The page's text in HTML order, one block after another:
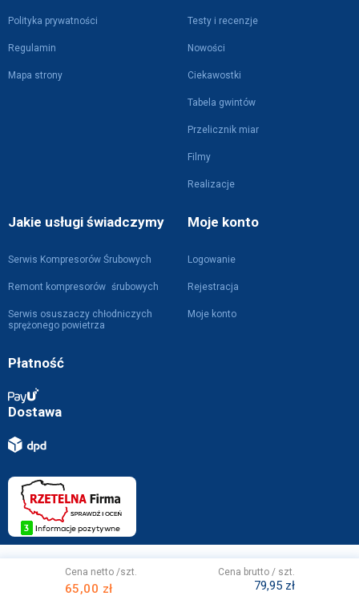
Cena netto /szt.
65,00 zł
Cena brutto / szt.
79,95 zł
Polityka prywatności
Regulamin
Mapa strony
Testy i recenzje
Nowości
Ciekawostki
Tabela gwintów
Przelicznik miar
Filmy
Realizacje
Jakie usługi świadczymy
Serwis Kompresorów Śrubowych
Remont kompresorów śrubowych
Serwis osuszaczy chłodniczych
sprężonego powietrza
Moje konto
Logowanie
Rejestracja
Moje konto
Płatność
Dostawa
Projekt i wykonanie z przez WebVIST